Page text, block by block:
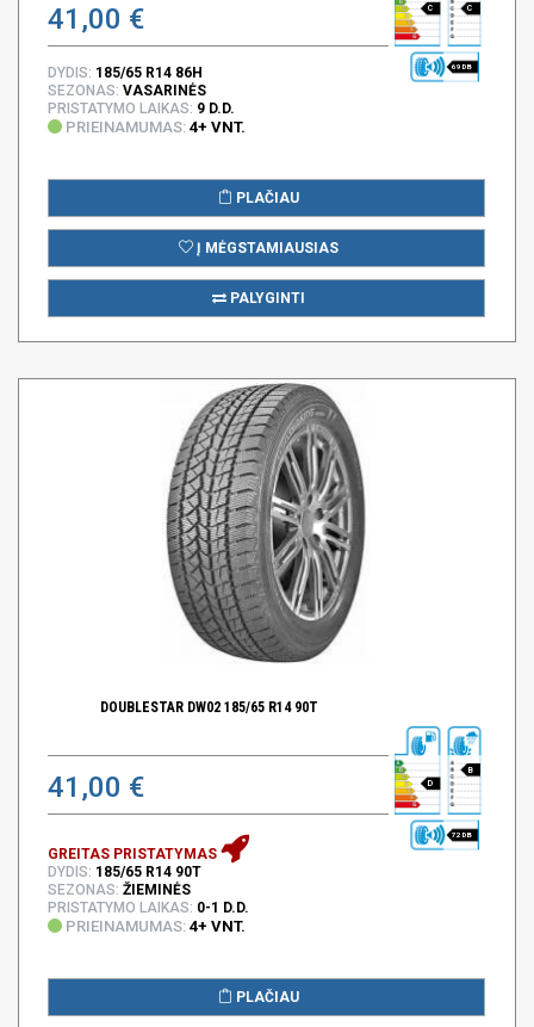
41,00 € C C
69 DB
DYDIS: 185/65 R14 86H
SEZONAS: VASARINĖS
PRISTATYMO LAIKAS: 9 D.D.
PRIEINAMUMAS: 4+ VNT.
PLAČIAU
Į MĖGSTAMIAUSIAS
PALYGINTI
DOUBLESTAR DW02 185/65 R14 90T
41,00 € D
B
72 DB
GREITAS PRISTATYMAS
DYDIS: 185/65 R14 90T
SEZONAS: ŽIEMINĖS
PRISTATYMO LAIKAS: 0-1 D.D.
PRIEINAMUMAS: 4+ VNT.
PLAČIAU